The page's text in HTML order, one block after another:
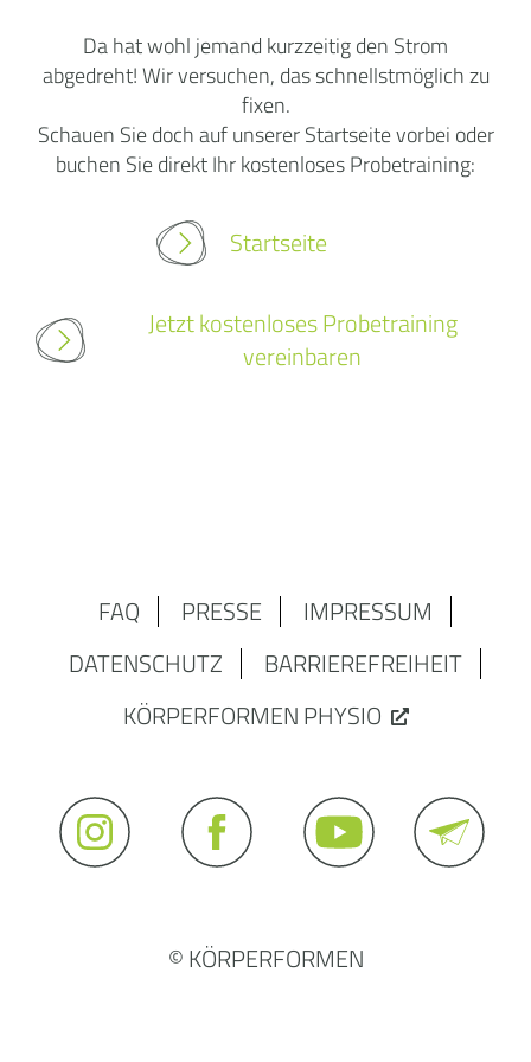
Da hat wohl jemand kurzzeitig den Strom
abgedreht! Wir versuchen, das schnellstmöglich zu
fixen.
Schauen Sie doch auf unserer Startseite vorbei oder
buchen Sie direkt Ihr kostenloses Probetraining:
Startseite
Jetzt kostenloses Probetraining
vereinbaren
FAQ PRESSE
IMPRESSUM
DATENSCHUTZ
BARRIEREFREIHEIT
KÖRPERFORMEN PHYSIO
© KÖRPERFORMEN